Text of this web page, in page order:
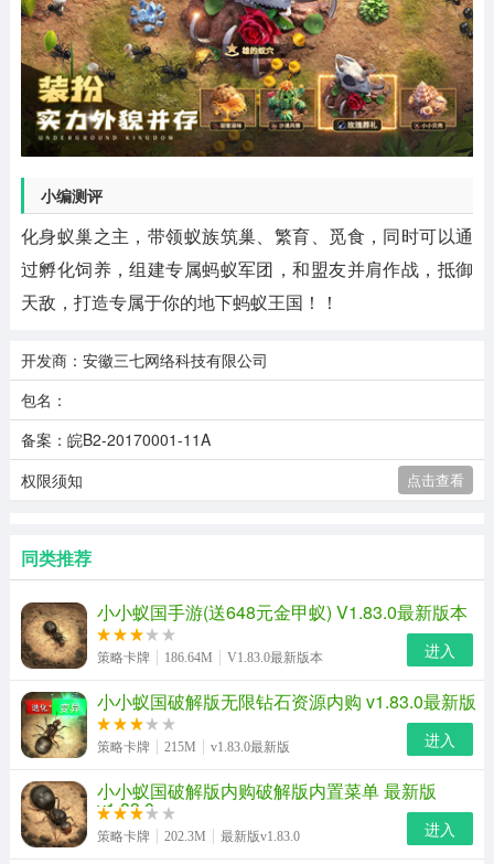
小编测评
化身蚁巢之主，带领蚁族筑巢、繁育、觅食，同时可以通
过孵化饲养，组建专属蚂蚁军团，和盟友并肩作战，抵御
天敌，打造专属于你的地下蚂蚁王国！！
开发商：安徽三七网络科技有限公司
包名：
备案：皖B2-20170001-11A
权限须知
点击查看
同类推荐
小小蚁国手游(送648元金甲蚁) V1.83.0最新版本
策略卡牌 186.64M V1.83.0最新版本 进入
小小蚁国破解版无限钻石资源内购 v1.83.0最新版
策略卡牌 215M v1.83.0最新版 进入
小小蚁国破解版内购破解版内置菜单 最新版
v1.83.0
策略卡牌 202.3M 最新版v1.83.0 进入